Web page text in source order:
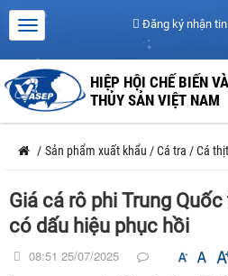
Đăng ký nhận
HIỆP HỘI CHẾ BIẾN
THỦY SẢN VIỆT NAM
/ Sản phẩm xuất khẩu /Cá tra /Cá
Giá cá rô phi Trung
có dấu hiệu phục hồi
08:51 25/07/2025